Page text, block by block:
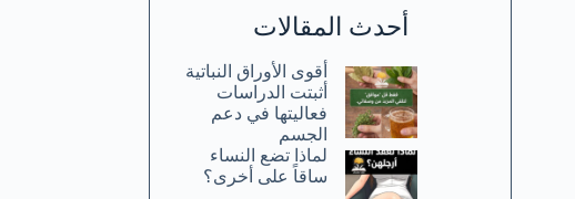
أحدث المقالات
أقوى الأوراق النباتية
أثبتت الدراسات
فعاليتها في دعم
الجسم
لماذا تضع النساء
ساقاً على أخرى؟